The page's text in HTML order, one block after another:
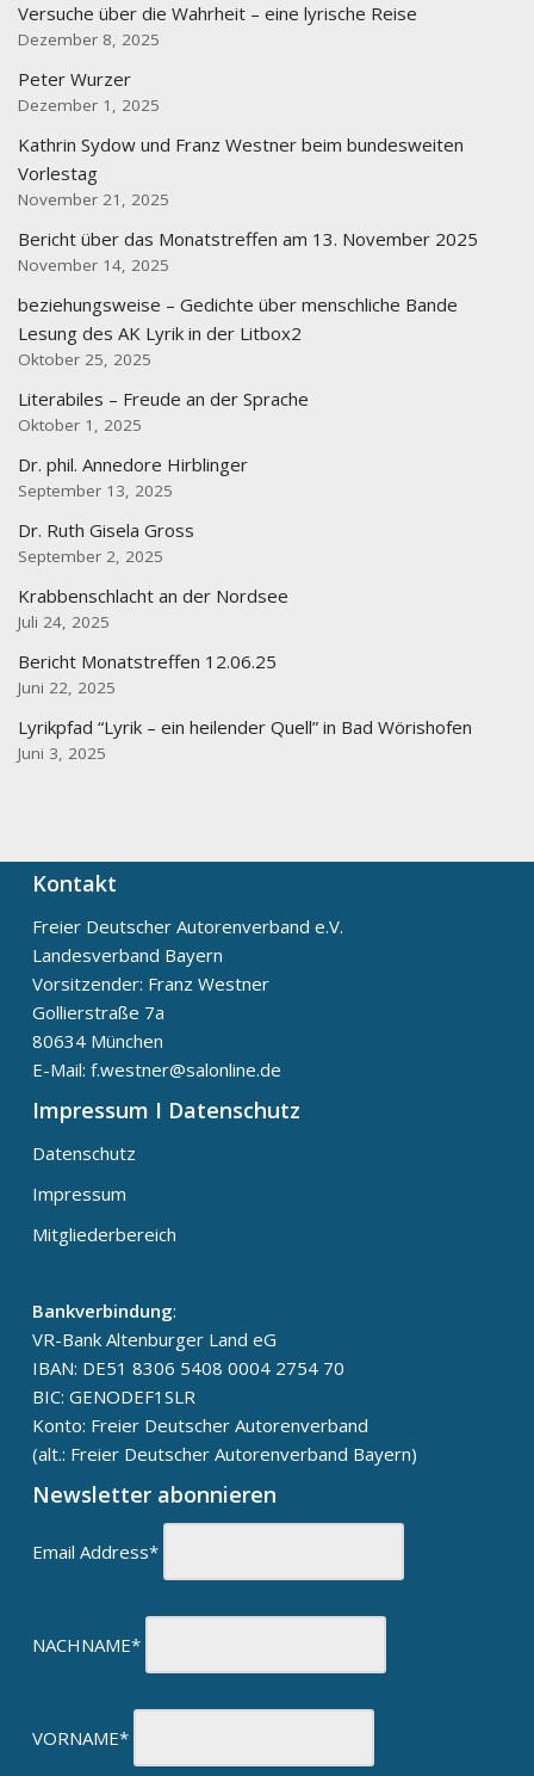
Versuche über die Wahrheit – eine lyrische Reise
Dezember 8, 2025
Peter Wurzer
Dezember 1, 2025
Kathrin Sydow und Franz Westner beim bundesweiten
Vorlestag
November 21, 2025
Bericht über das Monatstreffen am 13. November 2025
November 14, 2025
beziehungsweise – Gedichte über menschliche Bande
Lesung des AK Lyrik in der Litbox2
Oktober 25, 2025
Literabiles – Freude an der Sprache
Oktober 1, 2025
Dr. phil. Annedore Hirblinger
September 13, 2025
Dr. Ruth Gisela Gross
September 2, 2025
Krabbenschlacht an der Nordsee
Juli 24, 2025
Bericht Monatstreffen 12.06.25
Juni 22, 2025
Lyrikpfad “Lyrik – ein heilender Quell” in Bad Wörishofen
Juni 3, 2025
Kontakt
Freier Deutscher Autorenverband e.V.
Landesverband Bayern
Vorsitzender: Franz Westner
Gollierstraße 7a
80634 München
E-Mail: f.westner@salonline.de
Impressum I Datenschutz
Datenschutz
Impressum
Mitgliederbereich
Bankverbindung:
VR-Bank Altenburger Land eG
IBAN: DE51 8306 5408 0004 2754 70
BIC: GENODEF1SLR
Konto: Freier Deutscher Autorenverband
(alt.: Freier Deutscher Autorenverband Bayern)
Newsletter abonnieren
Email Address*
NACHNAME*
VORNAME*